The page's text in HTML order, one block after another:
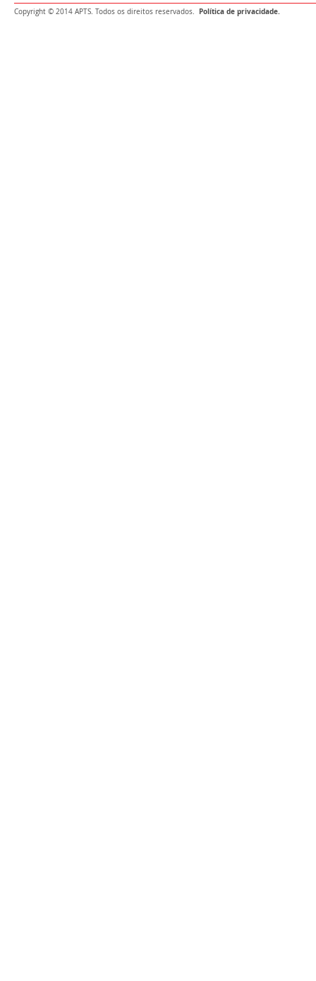
Copyright © 2014 APTS. Todos os direitos reservados. Política de privacidade.